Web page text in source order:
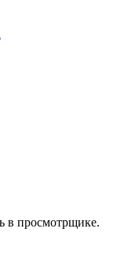
в просмотрщике.